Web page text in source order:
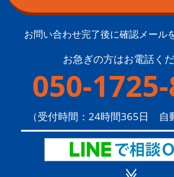
お問い合わせ完了後に確認メール
お急ぎの方はお電話くだ
050-
（受付時間：24時間365日 自